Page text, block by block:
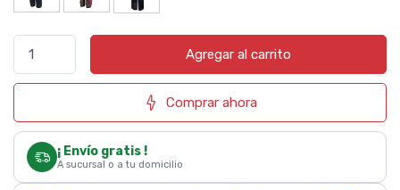
Agregar al carrito
Comprar ahora
¡ Envío gratis !
A sucursal o a tu domicilio